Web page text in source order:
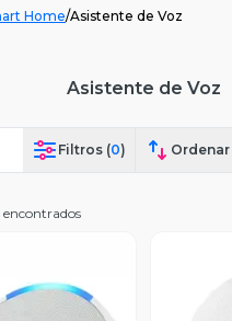
Home/Asistente de Voz
Asistente de Voz
Filtros (0) Ordenar